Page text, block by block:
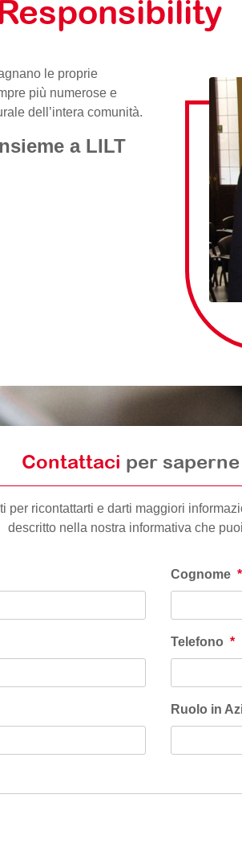
le proprie
più numerose e
dell’intera comunità.
a LILT
Contattaci per
per ricontattarti e darti maggiori
descritto nella nostra informativa che
Cognome *
Telefono *
Ruolo in